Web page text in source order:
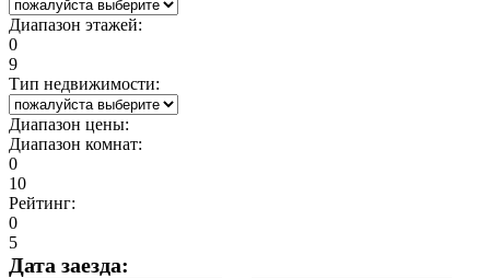
Диапазон этажей:
0
9
Тип недвижимости:
Диапазон цены:
Диапазон комнат:
0
10
Рейтинг:
0
5
Дата заезда: